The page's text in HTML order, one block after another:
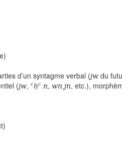
d’un syntagme verbal (jw du
(jw, ꜥḥꜥ.n, wn.jn, etc.),